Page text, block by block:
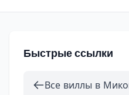
Быстрые ссылки
Все виллы в